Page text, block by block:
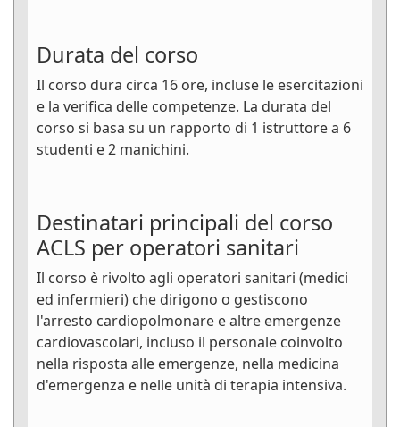
Durata del corso
Il corso dura circa 16 ore, incluse le esercitazioni
e la verifica delle competenze. La durata del
corso si basa su un rapporto di 1 istruttore a 6
studenti e 2 manichini.
Destinatari principali del corso
ACLS per operatori sanitari
Il corso è rivolto agli operatori sanitari (medici
ed infermieri) che dirigono o gestiscono
l'arresto cardiopolmonare e altre emergenze
cardiovascolari, incluso il personale coinvolto
nella risposta alle emergenze, nella medicina
d'emergenza e nelle unità di terapia intensiva.